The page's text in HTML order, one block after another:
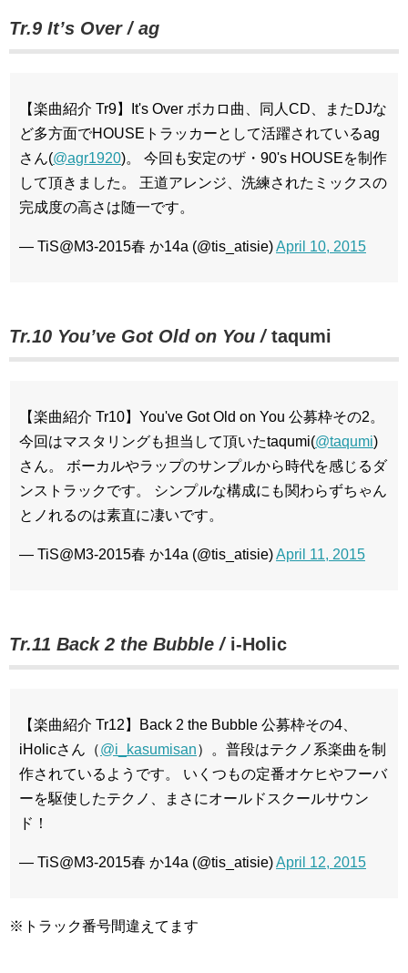
Tr.9 It’s Over / ag
【楽曲紹介 Tr9】It's Over ボカロ曲、同人CD、またDJな
ど多方面でHOUSEトラッカーとして活躍されているag
さん(@agr1920)。 今回も安定のザ・90's HOUSEを制作
して頂きました。 王道アレンジ、洗練されたミックスの
完成度の高さは随一です。
— TiS@M3-2015春 か14a (@tis_atisie)April 10, 2015
Tr.10 You’ve Got Old on You /taqumi
【楽曲紹介 Tr10】You've Got Old on You 公募枠その2。
今回はマスタリングも担当して頂いたtaqumi(@taqumi)
さん。 ボーカルやラップのサンプルから時代を感じるダ
ンストラックです。 シンプルな構成にも関わらずちゃん
とノれるのは素直に凄いです。
— TiS@M3-2015春 か14a (@tis_atisie)April 11, 2015
Tr.11 Back 2 the Bubble / i-Holic
【楽曲紹介 Tr12】Back 2 the Bubble 公募枠その4、
iHolicさん（@i_kasumisan）。普段はテクノ系楽曲を制
作されているようです。 いくつもの定番オケヒやフーバ
ーを駆使したテクノ、まさにオールドスクールサウン
ド！
— TiS@M3-2015春 か14a (@tis_atisie)April 12, 2015
※トラック番号間違えてます